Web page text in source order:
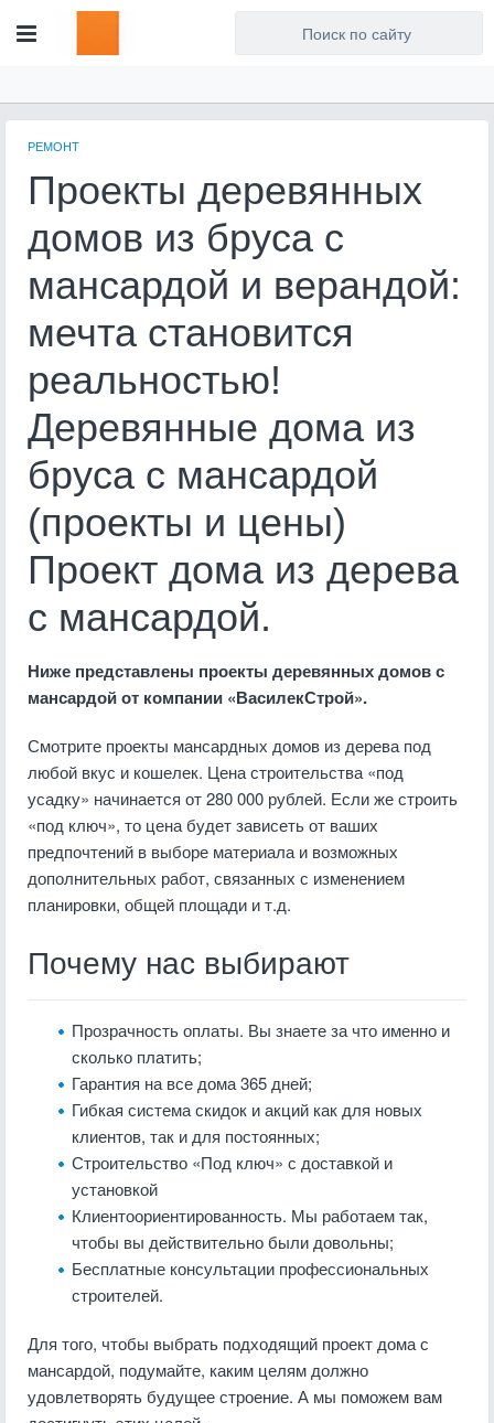
РЕМОНТ
Проекты деревянных
домов из бруса с
мансардой и верандой:
мечта становится
реальностью!
Деревянные дома из
бруса с мансардой
(проекты и цены)
Проект дома из дерева
с мансардой.
Ниже представлены проекты деревянных домов с
мансардой от компании «ВасилекСтрой».
Смотрите проекты мансардных домов из дерева под
любой вкус и кошелек. Цена строительства «под
усадку» начинается от 280 000 рублей. Если же строить
«под ключ», то цена будет зависеть от ваших
предпочтений в выборе материала и возможных
дополнительных работ, связанных с изменением
планировки, общей площади и т.д.
Почему нас выбирают
Прозрачность оплаты. Вы знаете за что именно и
сколько платить;
Гарантия на все дома 365 дней;
Гибкая система скидок и акций как для новых
клиентов, так и для постоянных;
Строительство «Под ключ» с доставкой и
установкой
Клиентоориентированность. Мы работаем так,
чтобы вы действительно были довольны;
Бесплатные консультации профессиональных
строителей.
Для того, чтобы выбрать подходящий проект дома с
мансардой, подумайте, каким целям должно
удовлетворять будущее строение. А мы поможем вам
Для любых предложений по
сайту: artist71@cp9.ru